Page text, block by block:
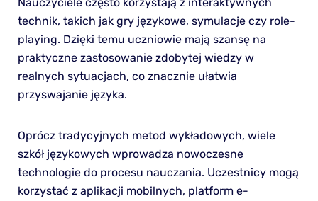
technik, takich jak gry językowe, symulacje czy role-
playing. Dzięki temu uczniowie mają szansę na
praktyczne zastosowanie zdobytej wiedzy w
realnych sytuacjach, co znacznie ułatwia
przyswajanie języka.
Oprócz tradycyjnych metod wykładowych, wiele
szkół językowych wprowadza nowoczesne
technologie do procesu nauczania. Uczestnicy mogą
korzystać z aplikacji mobilnych, platform e-